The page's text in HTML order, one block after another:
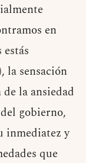
en
la sensación
la ansiedad
gobierno,
inmediatez y
que